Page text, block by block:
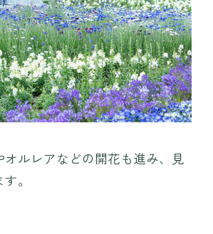
オルレアなどの開花も進み、見
。